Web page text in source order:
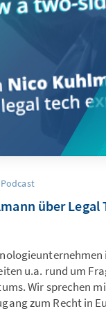
über Legal
u.a. rund um
Wir sprechen
zum Recht in